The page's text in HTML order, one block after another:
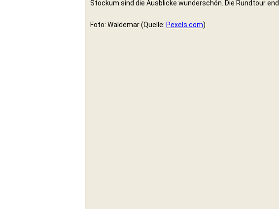
Stockum sind die Ausblicke wunderschön. Die Rundtour
Foto: Waldemar (Quelle: Pexels.com)